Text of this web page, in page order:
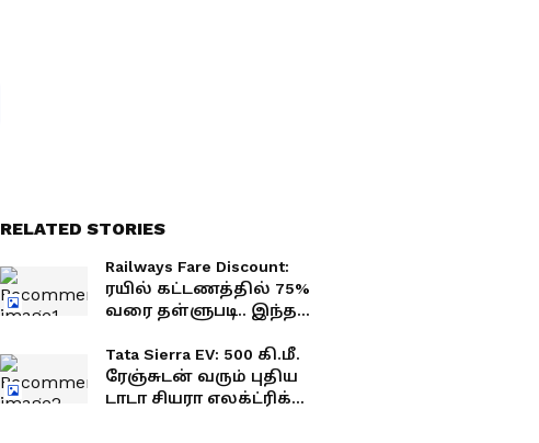
RELATED STORIES
Railways Fare Discount:
ரயில் கட்டணத்தில் 75%
வரை தள்ளுபடி.. இந்த
சூப்பர் சலுகை!
Tata Sierra EV: 500 கி.மீ.
ரேஞ்சுடன் வரும் புதிய
டாடா சியரா எலக்ட்ரிக்